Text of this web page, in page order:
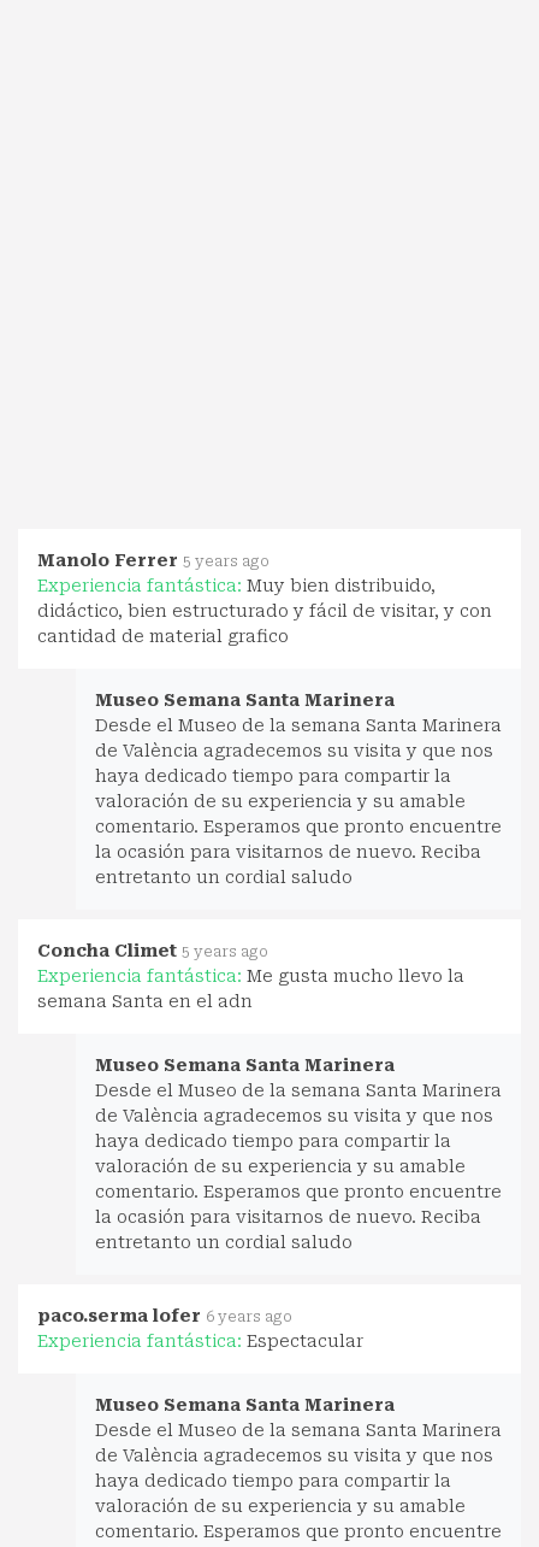
Manolo Ferrer 5 years ago
Experiencia fantástica: Muy bien distribuido,
didáctico, bien estructurado y fácil de visitar, y con
cantidad de material grafico
Museo Semana Santa Marinera
Desde el Museo de la semana Santa Marinera
de València agradecemos su visita y que nos
haya dedicado tiempo para compartir la
valoración de su experiencia y su amable
comentario. Esperamos que pronto encuentre
la ocasión para visitarnos de nuevo. Reciba
entretanto un cordial saludo
Concha Climet 5 years ago
Experiencia fantástica: Me gusta mucho llevo la
semana Santa en el adn
Museo Semana Santa Marinera
Desde el Museo de la semana Santa Marinera
de València agradecemos su visita y que nos
haya dedicado tiempo para compartir la
valoración de su experiencia y su amable
comentario. Esperamos que pronto encuentre
la ocasión para visitarnos de nuevo. Reciba
entretanto un cordial saludo
paco.serma lofer 6 years ago
Experiencia fantástica: Espectacular
Museo Semana Santa Marinera
Desde el Museo de la semana Santa Marinera
de València agradecemos su visita y que nos
haya dedicado tiempo para compartir la
valoración de su experiencia y su amable
comentario. Esperamos que pronto encuentre